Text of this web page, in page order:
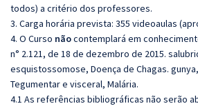
todos) a critério dos professores.
3. Carga horária prevista: 355 videoaulas
4. O Curso nãocontemplará em
n° 2.121, de 18 de dezembro de 2015.
esquistossomose, Doença de Chagas.
Tegumentar e visceral, Malária.
4.1 As referências bibliográficas não serão